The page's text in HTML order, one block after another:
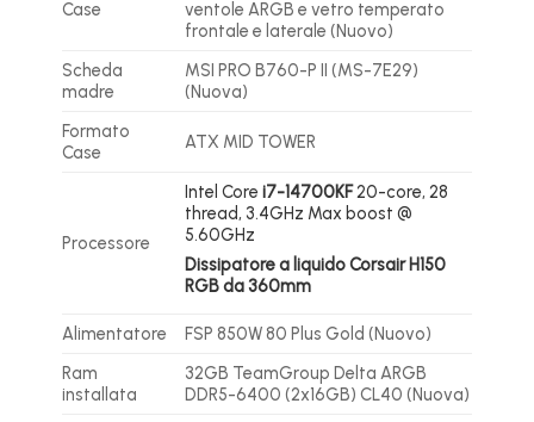
Case
ventole ARGB e vetro temperato
frontale e laterale (Nuovo)
Scheda
madre
MSI PRO B760-P II (MS-7E29)
(Nuova)
Formato
Case
ATX MID TOWER
Processore
Intel Corei7-14700KF20-core, 28
thread, 3.4GHz Max boost @
5.60GHz
Dissipatore a liquido Corsair H150
RGB da 360mm
Alimentatore
FSP 850W 80 Plus Gold (Nuovo)
Ram
installata
32GB TeamGroup Delta ARGB
DDR5-6400 (2x16GB) CL40 (Nuova)